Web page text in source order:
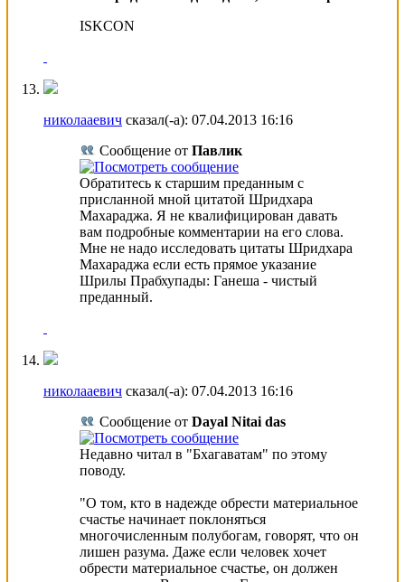
ISKCON
николааевич сказал(-а): 07.04.2013 16:16
Сообщение от Павлик
Обратитесь к старшим преданным с
присланной мной цитатой Шридхара
Махараджа. Я не квалифицирован давать
вам подробные комментарии на его слова.
Мне не надо исследовать цитаты Шридхара
Махараджа если есть прямое указание
Шрилы Прабхупады: Ганеша - чистый
преданный.
николааевич сказал(-а): 07.04.2013 16:16
Сообщение от Dayal Nitai das
Недавно читал в "Бхагаватам" по этому
поводу.
"О том, кто в нaдежде обрести мaтериaльное
счaстье нaчинaет поклоняться
многочисленным полубогaм, говорят, что он
лишен рaзумa. Дaже если человек хочет
обрести мaтериaльное счaстье, он должен